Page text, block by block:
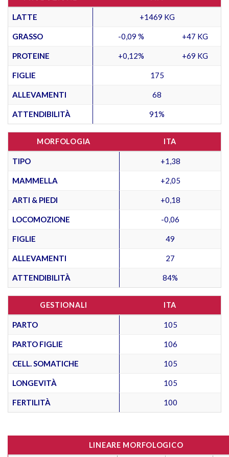
LATTE +1469 KG
GRASSO -0,09 % +47 KG
PROTEINE +0,12% +69 KG
FIGLIE 175
ALLEVAMENTI 68
ATTENDIBILITÀ 91%
MORFOLOGIA ITA
TIPO +1,38
MAMMELLA +2,05
ARTI & PIEDI +0,18
LOCOMOZIONE -0,06
FIGLIE 49
ALLEVAMENTI 27
ATTENDIBILITÀ 84%
GESTIONALI ITA
PARTO 105
PARTO FIGLIE 106
CELL. SOMATICHE 105
LONGEVITÀ 105
FERTILITÀ 100
LINEARE MORFOLOGICO